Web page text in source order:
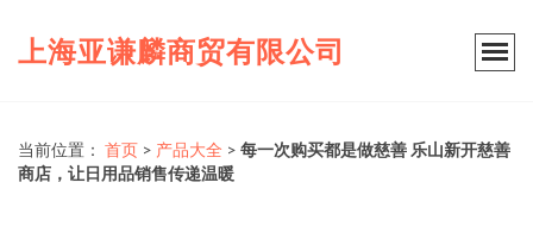
上海亚谦麟商贸有限公司
当前位置： 首页 > 产品大全 > 每一次购买都是做慈善 乐山新开慈善
商店，让日用品销售传递温暖